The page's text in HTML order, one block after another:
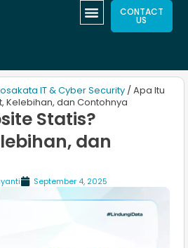
CONTACT
US
IT & Cyber Security / Apa Itu
Kelebihan, dan Contohnya
Statis?
dan
September 4, 2025